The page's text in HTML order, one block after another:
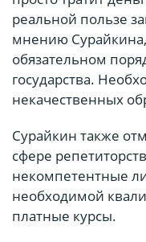
реальной пользе
мнению
обязательном
государства.
некачественных
Сурайкин также
сфере
некомпетентные
необходимой
платные курсы.